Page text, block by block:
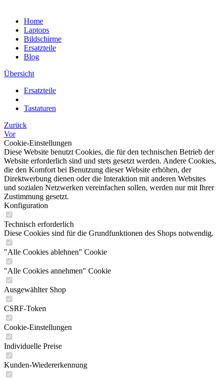
Home
Laptops
Bildschirme
Ersatzteile
Blog
Übersicht
Ersatzteile
Tastaturen
Zurück
Vor
Cookie-Einstellungen
Diese Website benutzt Cookies, die für den technischen Betrieb der
Website erforderlich sind und stets gesetzt werden. Andere Cookies,
die den Komfort bei Benutzung dieser Website erhöhen, der
Direktwerbung dienen oder die Interaktion mit anderen Websites
und sozialen Netzwerken vereinfachen sollen, werden nur mit Ihrer
Zustimmung gesetzt.
Konfiguration
Technisch erforderlich
Diese Cookies sind für die Grundfunktionen des Shops notwendig.
"Alle Cookies ablehnen" Cookie
"Alle Cookies annehmen" Cookie
Ausgewählter Shop
CSRF-Token
Cookie-Einstellungen
Individuelle Preise
Kunden-Wiedererkennung